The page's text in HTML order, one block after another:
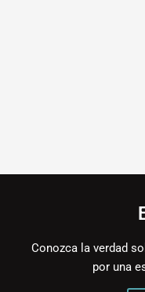
Conozca la verdad
por una